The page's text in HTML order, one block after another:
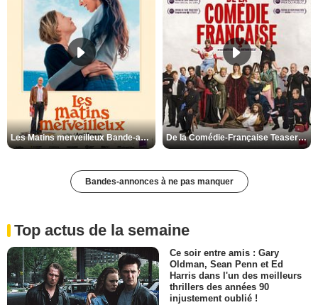
Les Matins merveilleux Bande-annonce VF De la Comédie-Française Teaser VF
Bandes-annonces à ne pas manquer
Top actus de la semaine
Ce soir entre amis : Gary
Oldman, Sean Penn et Ed
Harris dans l'un des meilleurs
thrillers des années 90
injustement oublié !